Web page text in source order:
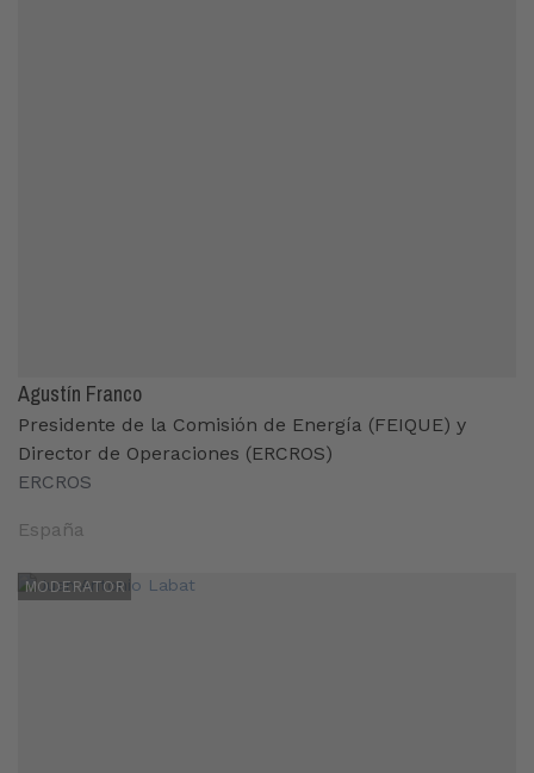
Agustín Franco
Presidente de la Comisión de Energía (FEIQUE) y
Director de Operaciones (ERCROS)
ERCROS
España
MODERATOR